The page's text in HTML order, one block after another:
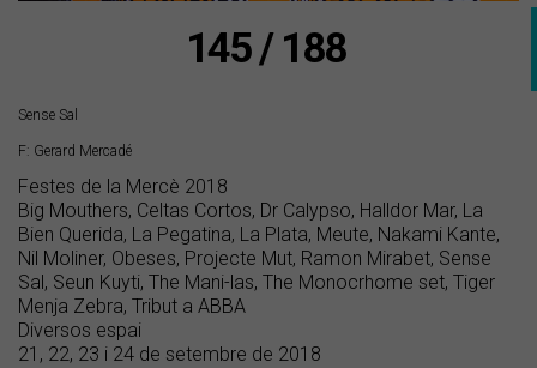
145 / 188
Sense Sal
F: Gerard Mercadé
Festes de la Mercè 2018
Big Mouthers, Celtas Cortos, Dr Calypso, Halldor Mar, La
Bien Querida, La Pegatina, La Plata, Meute, Nakami Kante,
Nil Moliner, Obeses, Projecte Mut, Ramon Mirabet, Sense
Sal, Seun Kuyti, The Mani-las, The Monocrhome set, Tiger
Menja Zebra, Tribut a ABBA
Diversos espai
21, 22, 23 i 24 de setembre de 2018